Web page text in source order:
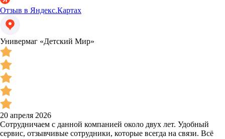
Отзыв в Яндекс.Картах
Универмаг «Детский Мир»
20 апреля 2026
Сотрудничаем с данной компанией около двух лет. Удобный
сервис, отзывчивые сотрудники, которые всегда на связи. Всё